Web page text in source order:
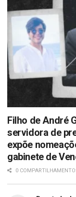
Filho de André
servidora de
expõe
gabinete de
0